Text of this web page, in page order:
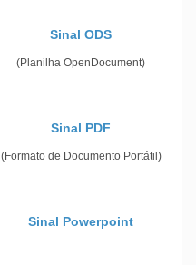
Sinal ODS
(Planilha OpenDocument)
Sinal PDF
(Formato de Documento Portátil)
Sinal Powerpoint